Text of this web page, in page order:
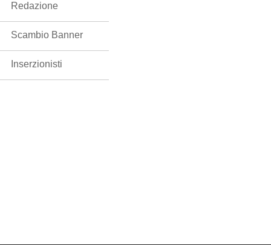
Redazione
Scambio Banner
Inserzionisti